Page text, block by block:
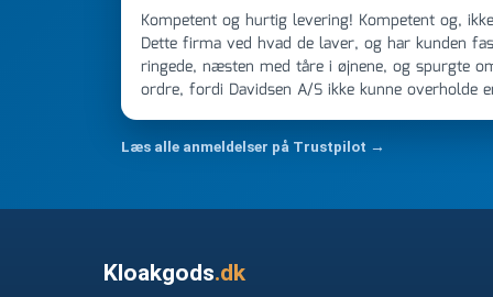
Kompetent og hurtig levering! Kompetent og, ikke mindst, hurtig ekspedition!
Dette firma ved hvad de laver, og har kunden
ringede, næsten med tåre i øjnene, og spurgte
ordre, fordi Davidsen A/S ikke kunne overholde
ikke få armene ned, og næste gang jeg skal
FØRST. De varmeste og venligste hilsner fra Rene
Læs alle anmeldelser på Trustpilot →
Kloakgods.dk